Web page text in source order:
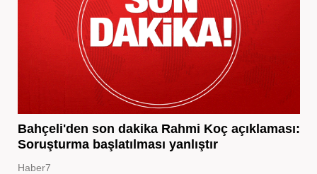
Bahçeli'den son dakika Rahmi Koç açıklaması:
Soruşturma başlatılması yanlıştır
Haber7